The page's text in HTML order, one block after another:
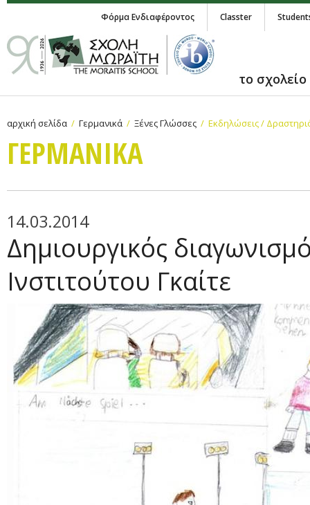
Φόρμα Ενδιαφέροντος Classter
το σχολείο
αρχική σελίδα Γερμανικά Ξένες Γλώσσες Εκδηλώσεις /
ΓΕΡΜΑΝΙΚA
14.03.2014
Δημιουργικός
Ινστιτούτου Γκαίτε